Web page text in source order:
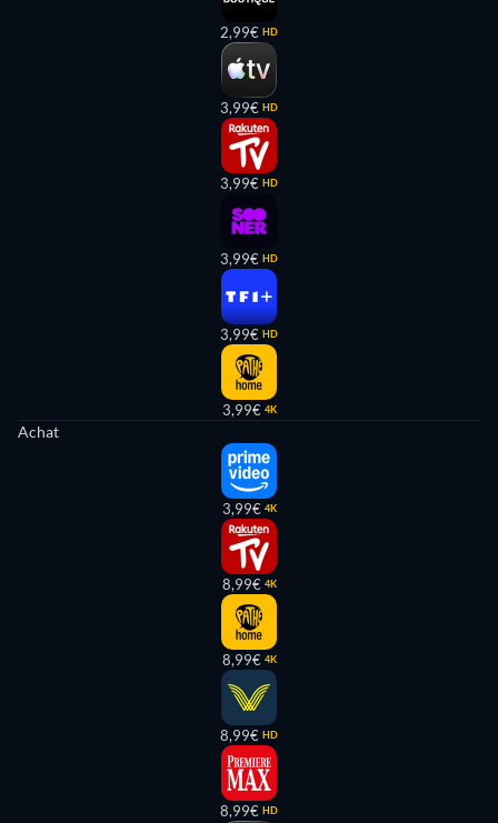
2,99€ HD
3,99€ HD
3,99€ HD
3,99€ HD
3,99€ HD
3,99€ 4K
Achat
3,99€ 4K
8,99€ 4K
8,99€ 4K
8,99€ HD
8,99€ HD